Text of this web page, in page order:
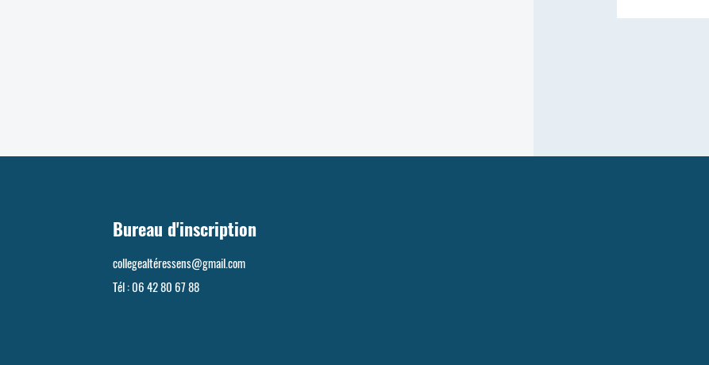
Bureau d'inscription
collegealtéressens@gmail.com
Tél : 06 42 80 67 88